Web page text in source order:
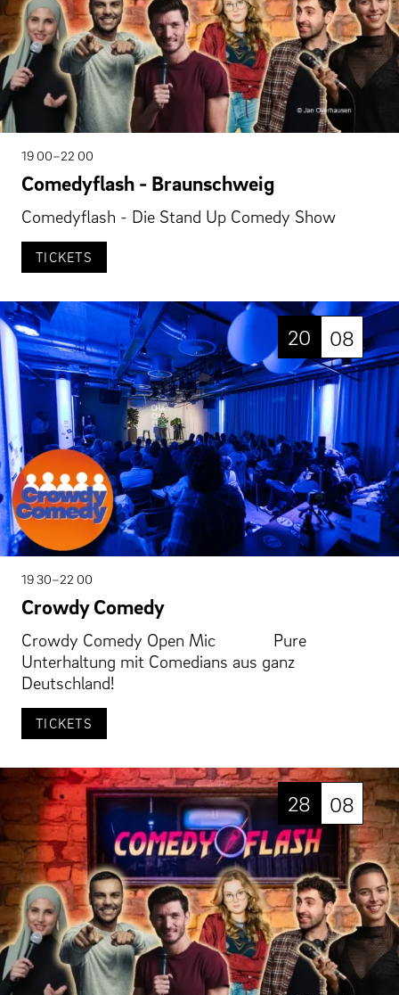
19 00–22 00
Comedyflash - Braunschweig
Comedyflash - Die Stand Up Comedy Show
TICKETS
20 08
19 30–22 00
Crowdy Comedy
Crowdy Comedy Open Mic Pure
Unterhaltung mit Comedians aus ganz
Deutschland!
TICKETS
28 08